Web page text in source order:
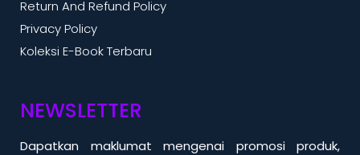
Return And Refund Policy
Privacy Policy
Koleksi E-Book Terbaru
NEWSLETTER
Dapatkan maklumat mengenai promosi produk,